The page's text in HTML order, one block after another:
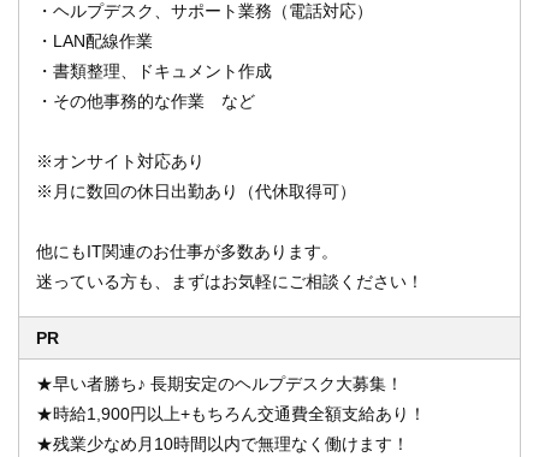
閉じる
・ヘルプデスク、サポート業務（電話対応）
・LAN配線作業
・書類整理、ドキュメント作成
・その他事務的な作業 など
※オンサイト対応あり
※月に数回の休日出勤あり（代休取得可）
他にもIT関連のお仕事が多数あります。
迷っている方も、まずはお気軽にご相談ください！
PR
★早い者勝ち♪ 長期安定のヘルプデスク大募集！
★時給1,900円以上+もちろん交通費全額支給あり！
★残業少なめ月10時間以内で無理なく働けます！